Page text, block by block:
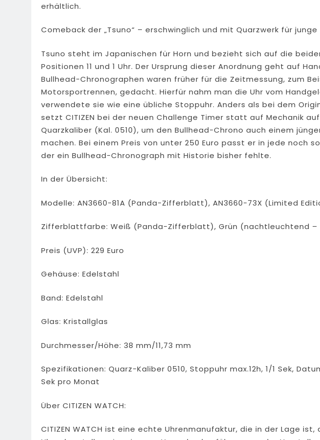
erhältlich.
Comeback der „Tsuno“ – erschwinglich und mit Quarzwerk für junge
Tsuno steht im Japanischen für Horn und bezieht sich auf die
Positionen 11 und 1 Uhr. Der Ursprung dieser Anordnung geht auf
Bullhead-Chronographen waren früher für die Zeitmessung, zum
Motorsportrennen, gedacht. Hierfür nahm man die Uhr vom
verwendete sie wie eine übliche Stoppuhr. Anders als bei dem
setzt CITIZEN bei der neuen Challenge Timer statt auf Mechanik
Quarzkaliber (Kal. 0510), um den Bullhead-Chrono auch einem
machen. Bei einem Preis von unter 250 Euro passt er in jede noch
der ein Bullhead-Chronograph mit Historie bisher fehlte.
In der Übersicht:
Modelle: AN3660-81A (Panda-Zifferblatt), AN3660-73X (Limited
Zifferblattfarbe: Weiß (Panda-Zifferblatt), Grün (nachtleuchtend –
Preis (UVP): 229 Euro
Gehäuse: Edelstahl
Band: Edelstahl
Glas: Kristallglas
Durchmesser/Höhe: 38 mm/11,73 mm
Spezifikationen: Quarz-Kaliber 0510, Stoppuhr max.12h, 1/1 Sek,
Sek pro Monat
Über CITIZEN WATCH:
CITIZEN WATCH ist eine echte Uhrenmanufaktur, die in der Lage